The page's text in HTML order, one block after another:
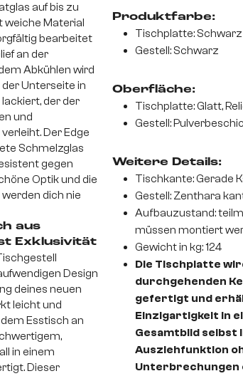
auf bis zu
weiche Material
bearbeitet
an der
Abkühlen wird
Unterseite in
der der
und
Der Edge
Schmelzglas
gegen
Optik und die
dich nie
aus
Exklusivität
Design
deines neuen
leicht und
Esstisch an
in einem
Dieser
Produktfarbe:
Tischplatte:
Gestell: Schwarz
Oberfläche:
Tischplatte: Glatt,
Gestell:
Weitere Details:
Tischkante: Gerade
Gestell: Zenthara
Aufbauzustand:
müssen montiert
Gewicht in kg: 124
Die Tischplatte
durchgehenden
gefertigt und
Einzigartigkeit in
Gesamtbild selbst
Ausziehfunktion
Unterbrechungen